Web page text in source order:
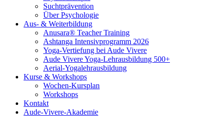
Suchtprävention
Über Psychologie
Aus- & Weiterbildung
Anusara® Teacher Training
Ashtanga Intensivprogramm 2026
Yoga-Vertiefung bei Aude Vivere
Aude Vivere Yoga-Lehrausbildung 500+
Aerial-Yogalehrausbildung
Kurse & Workshops
Wochen-Kursplan
Workshops
Kontakt
Aude-Vivere-Akademie